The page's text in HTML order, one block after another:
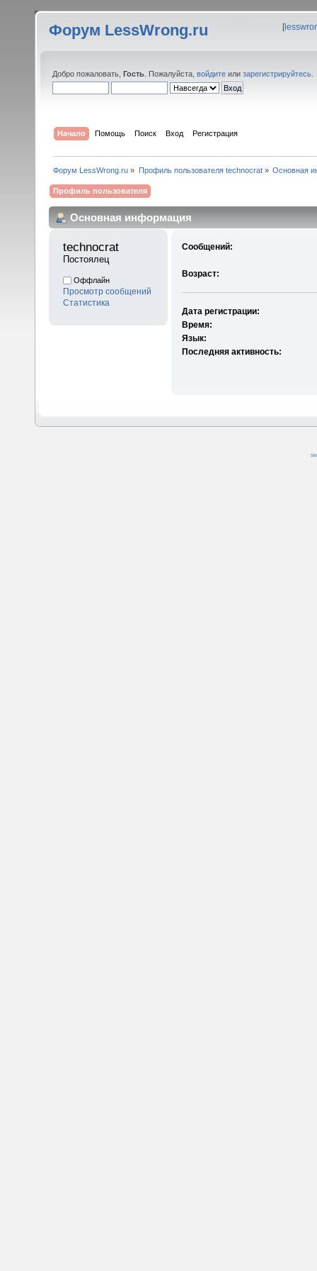
Форум LessWrong.ru [
Добро пожаловать, Гость . Пожалуйста, войдите или зарегистрируйтесь
Начало Помощь Поиск Вход Регистрация
Форум LessWrong.ru » Профиль пользователя technocrat» Основная
Профиль пользователя
Основная информация
technocrat
Постоялец
Оффлайн
Просмотр сообщений
Статистика
Сообщений:
Возраст:
Дата регистрации:
Время:
Язык:
Последняя активность: